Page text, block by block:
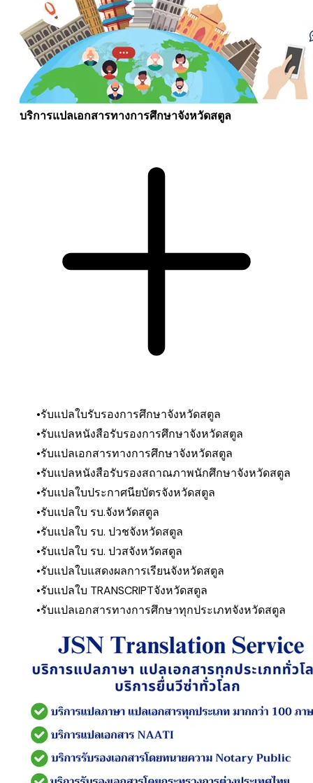
บริการแปลเอกสารทางการศึกษาจังหวัดสตูล
รับแปลใบรับรองการศึกษาจังหวัดสตูล
รับแปลหนังสือรับรองการศึกษาจังหวัดสตูล
รับแปลเอกสารทางการศึกษาจังหวัดสตูล
รับแปลหนังสือรับรองสถาณภาพนักศึกษาจังหวัดสตูล
รับแปลใบประกาศนียบัตรจังหวัดสตูล
รับแปลใบ รบ.จังหวัดสตูล
รับแปลใบ รบ. ปวชจังหวัดสตูล
รับแปลใบ รบ. ปวสจังหวัดสตูล
รับแปลใบแสดงผลการเรียนจังหวัดสตูล
รับแปลใบ TRANSCRIPTจังหวัดสตูล
รับแปลเอกสารทางการศึกษาทุกประเภทจังหวัดสตูล